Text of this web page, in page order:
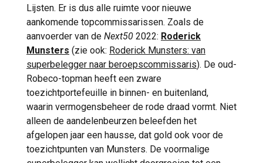
Lijsten. Er is dus alle ruimte voor nieuwe
aankomende topcommissarissen. Zoals de
aanvoerder van de Next50 2022: Roderick
Munsters (zie ook: Roderick Munsters: van
superbelegger naar beroepscommissaris). De oud-
Robeco-topman heeft een zware
toezichtportefeuille in binnen- en buitenland,
waarin vermogensbeheer de rode draad vormt. Niet
alleen de aandelenbeurzen beleefden het
afgelopen jaar een hausse, dat gold ook voor de
toezichtpunten van Munsters. De voormalige